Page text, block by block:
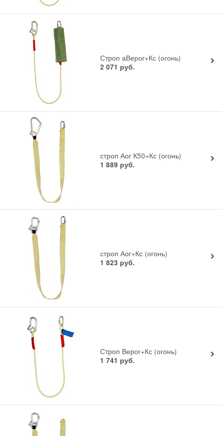
Строп аВерог+Кс (огонь)
2 071 руб.
строп Аог К50+Кс (огонь)
1 889 руб.
строп Аог+Кс (огонь)
1 823 руб.
Строп Верог+Кс (огонь)
1 741 руб.